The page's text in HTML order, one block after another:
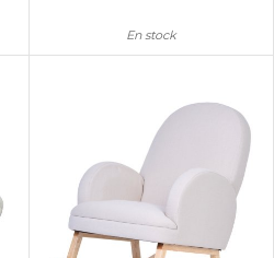
En stock